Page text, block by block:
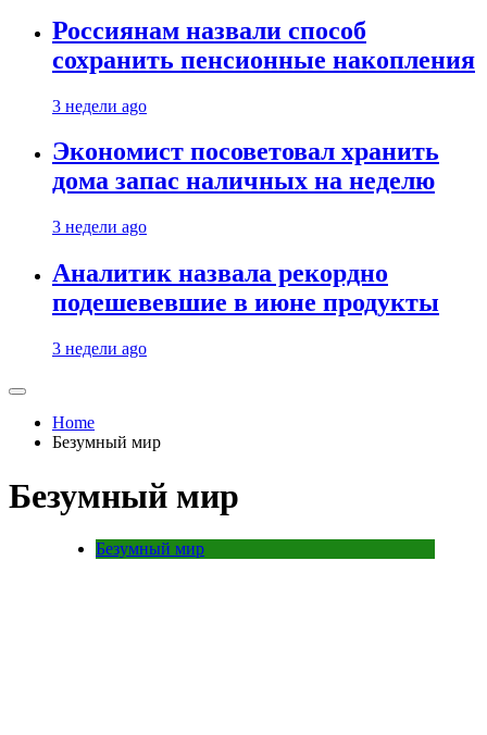
Россиянам назвали способ
сохранить пенсионные накопления
3 недели ago
Экономист посоветовал хранить
дома запас наличных на неделю
3 недели ago
Аналитик назвала рекордно
подешевевшие в июне продукты
3 недели ago
Home
Безумный мир
Безумный мир
Безумный мир